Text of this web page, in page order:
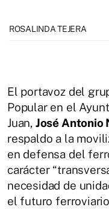
ROSALINDA TEJERA
El portavoz del
Popular en el
Juan, José Antonio
respaldo a la
en defensa del
carácter
necesidad de
el futuro